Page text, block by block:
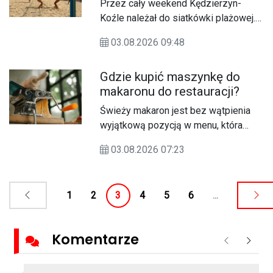
oferent.
Kędzierzynie-Koźlu
Przez cały weekend Kędzierzyn-
Koźle należał do siatkówki plażowej.
30. Grand Prix Opolszczyzny, który
i nie tylko.
03.08.2026 09:48
Gdzie kupić maszynkę do
makaronu do restauracji?
Świeży makaron jest bez wątpienia
wyjątkową pozycją w menu, która
konkurencji. Właściwa struktura i
podkreślają autorski charakter
restauracji i przyciągają stałych gości.
pochłania jednak mnóstwo cennego
03.08.2026 07:23
1 2 3 4 5 6 ...
Komentarze Poprzednie